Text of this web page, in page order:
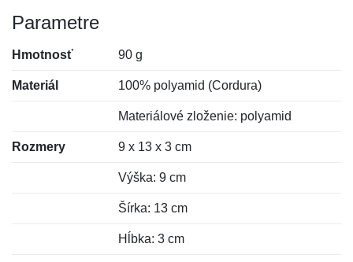
Parametre
Hmotnosť 90 g
Materiál 100% polyamid (Cordura)
Materiálové zloženie: polyamid
Rozmery 9 x 13 x 3 cm
Výška: 9 cm
Šírka: 13 cm
Hĺbka: 3 cm